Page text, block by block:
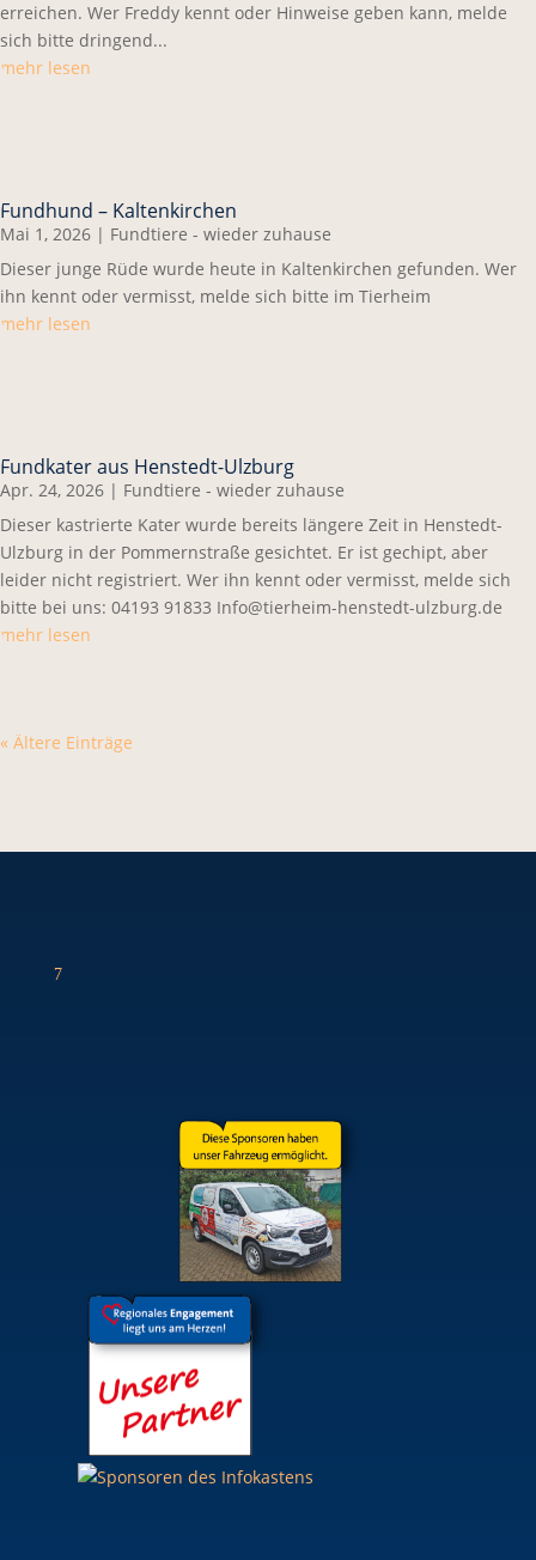
erreichen. Wer Freddy kennt oder Hinweise geben kann, melde
sich bitte dringend...
mehr lesen
Fundhund – Kaltenkirchen
Mai 1, 2026 | Fundtiere - wieder zuhause
Dieser junge Rüde wurde heute in Kaltenkirchen gefunden. Wer
ihn kennt oder vermisst, melde sich bitte im Tierheim
mehr lesen
Fundkater aus Henstedt-Ulzburg
Apr. 24, 2026 | Fundtiere - wieder zuhause
Dieser kastrierte Kater wurde bereits längere Zeit in Henstedt-
Ulzburg in der Pommernstraße gesichtet. Er ist gechipt, aber
leider nicht registriert. Wer ihn kennt oder vermisst, melde sich
bitte bei uns: 04193 91833 Info@tierheim-henstedt-ulzburg.de
mehr lesen
« Ältere Einträge
7